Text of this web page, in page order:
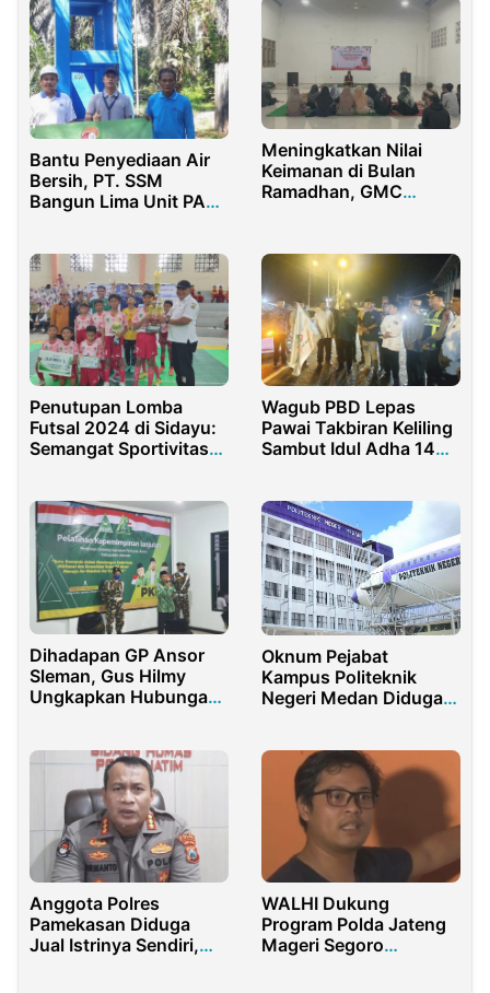
Bantu Penyediaan Air
Bersih, PT. SSM
Bangun Lima Unit PAM
Meningkatkan Nilai
Keimanan di Bulan
Ramadhan, GMC
Penutupan Lomba
Futsal 2024 di Sidayu:
Semangat Sportivitas
Wagub PBD Lepas
Pawai Takbiran Keliling
Sambut Idul Adha 1446
Dihadapan GP Ansor
Sleman, Gus Hilmy
Ungkapkan Hubungan
Oknum Pejabat
Kampus Politeknik
Negeri Medan Diduga
Anggota Polres
Pamekasan Diduga
Jual Istrinya Sendiri,
WALHI Dukung
Program Polda Jateng
Mageri Segoro